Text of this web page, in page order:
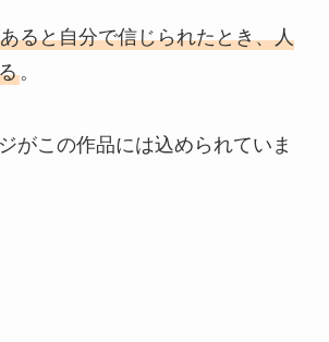
ると自分で信じられたとき、人
。
がこの作品には込められていま